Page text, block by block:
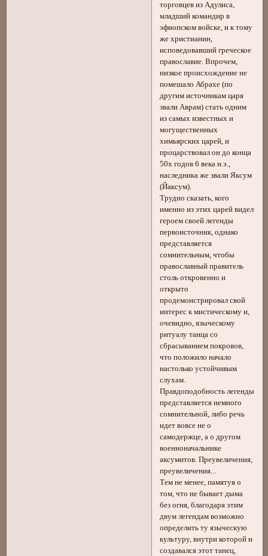
торговцев из Адулиса,
младший командир в
эфиопском войске, и к тому
же христианин,
исповедовавший греческое
православие. Впрочем,
низкое происхождение не
помешало Абрахе (по
другим источникам царя
звали Аврам) стать одним
из самых известных и
могущественных
химьярских царей, и
процарствовал он до конца
50х годов 6 века н.э.,
наследника же звали Яксум
(Йаксум).
Трудно сказать, кого
именно из этих царей видел
героем своей легенды
первоисточник, однако
представляется
сомнительным, чтобы
православный правитель
столь откровенно и
открыто
продемонстрировал свой
интерес к мистическому и,
очевидно, языческому
ритуалу танца со
сбрасыванием покровов,
что положило начало
настолько устойчивым
слухам.
Правдоподобность легенды
представляется немного
сомнительной, либо речь
идет вовсе не о
самодержце, а о другом
военноначальнике
аксумитов. Преувеличения,
преувеличения...
Тем не менее, памятуя о
том, что не бывает дыма
без огня, благодаря этим
двум легендам возможно
определить ту языческую
культуру, внутри которой и
создавался этот танец,